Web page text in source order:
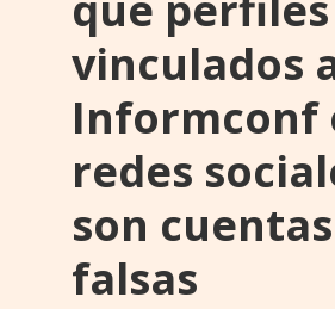
vinculados
Informconf
redes
son cuentas
falsas